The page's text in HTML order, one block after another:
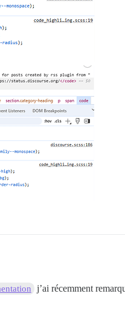
j’ai récemment